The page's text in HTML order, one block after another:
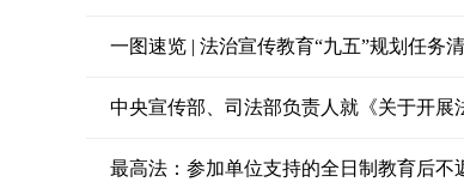
一图速览 | 法治宣传教育“九五”规划任务
最高法：参加单位支持的全日制教育后不